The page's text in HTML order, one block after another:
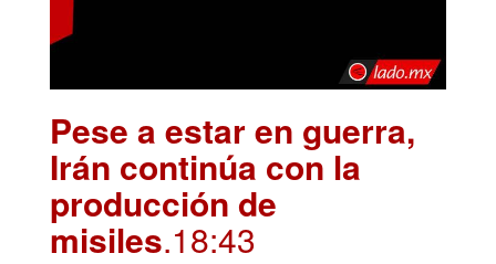
Pese a estar en guerra,
Irán continúa con la
producción de
misiles.18:43